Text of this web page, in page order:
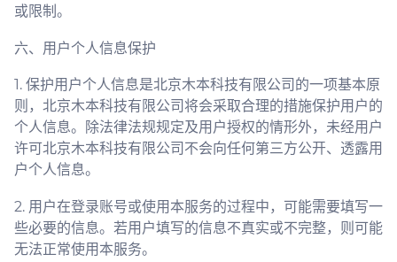
或限制。
六、用户个人信息保护
1. 保护用户个人信息是北京木本科技有限公司的一项基本原
则，北京木本科技有限公司将会采取合理的措施保护用户的
个人信息。除法律法规规定及用户授权的情形外，未经用户
许可北京木本科技有限公司不会向任何第三方公开、透露用
户个人信息。
2. 用户在登录账号或使用本服务的过程中，可能需要填写一
些必要的信息。若用户填写的信息不真实或不完整，则可能
无法正常使用本服务。